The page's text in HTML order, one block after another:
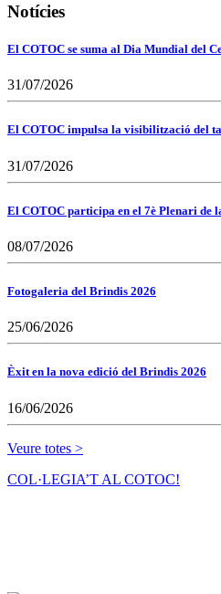
Notícies
El COTOC se suma al Dia Mundial del
31/07/2026
El COTOC impulsa la visibilització del
31/07/2026
El COTOC participa en el 7è Plenari de
08/07/2026
Fotogaleria del Brindis 2026
25/06/2026
Èxit en la nova edició del Brindis 2026
16/06/2026
Veure totes >
COL·LEGIA’T AL COTOC!